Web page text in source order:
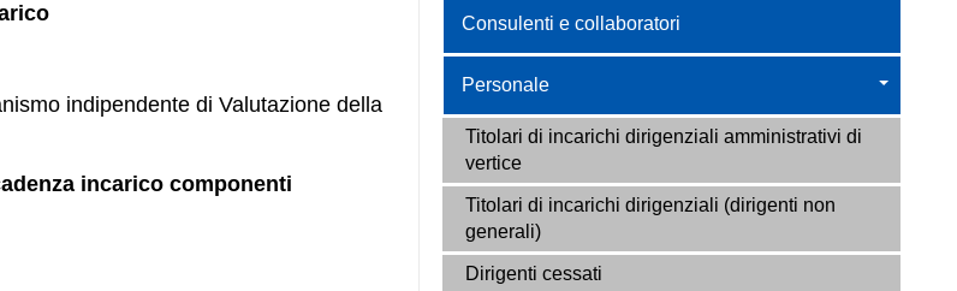
indipendente di Valutazione della
incarico componenti
Consulenti e collaboratori
Personale
Titolari di incarichi dirigenziali amministrativi di
vertice
Titolari di incarichi dirigenziali (dirigenti non
generali)
Dirigenti cessati